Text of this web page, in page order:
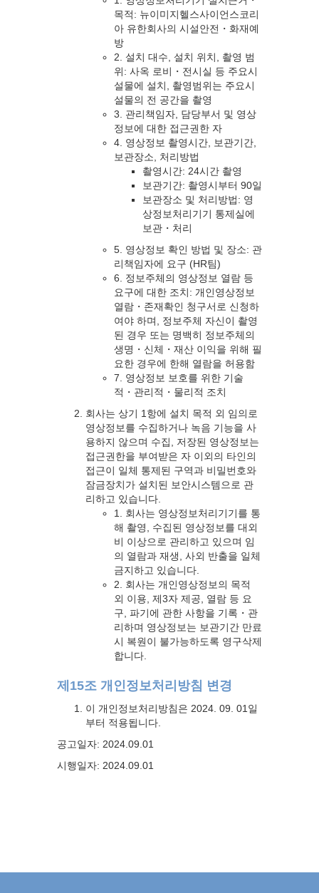
목적: 뉴이미지헬스사이언스코리
아 유한회사의 시설안전・화재예
방
2. 설치 대수, 설치 위치, 촬영 범
위: 사옥 로비・전시실 등 주요시
설물에 설치, 촬영범위는 주요시
설물의 전 공간을 촬영
3. 관리책임자, 담당부서 및 영상
정보에 대한 접근권한 자
4. 영상정보 촬영시간, 보관기간,
보관장소, 처리방법
촬영시간: 24시간 촬영
보관기간: 촬영시부터 90일
보관장소 및 처리방법: 영
상정보처리기기 통제실에
보관・처리
5. 영상정보 확인 방법 및 장소: 관
리책임자에 요구 (HR팀)
6. 정보주체의 영상정보 열람 등
요구에 대한 조치: 개인영상정보
열람・존재확인 청구서로 신청하
여야 하며, 정보주체 자신이 촬영
된 경우 또는 명백히 정보주체의
생명・신체・재산 이익을 위해 필
요한 경우에 한해 열람을 허용함
7. 영상정보 보호를 위한 기술
적・관리적・물리적 조치
회사는 상기 1항에 설치 목적 외 임의로
영상정보를 수집하거나 녹음 기능을 사
용하지 않으며 수집, 저장된 영상정보는
접근권한을 부여받은 자 이외의 타인의
접근이 일체 통제된 구역과 비밀번호와
잠금장치가 설치된 보안시스템으로 관
리하고 있습니다.
1. 회사는 영상정보처리기기를 통
해 촬영, 수집된 영상정보를 대외
비 이상으로 관리하고 있으며 임
의 열람과 재생, 사외 반출을 일체
금지하고 있습니다.
2. 회사는 개인영상정보의 목적
외 이용, 제3자 제공, 열람 등 요
구, 파기에 관한 사항을 기록・관
리하며 영상정보는 보관기간 만료
시 복원이 불가능하도록 영구삭제
합니다.
제15조 개인정보처리방침 변경
이 개인정보처리방침은 2024. 09. 01일
부터 적용됩니다.
공고일자: 2024.09.01
시행일자: 2024.09.01